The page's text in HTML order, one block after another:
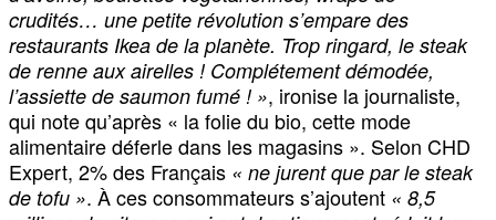
crudités… une petite révolution s’empare des
restaurants Ikea de la planète. Trop ringard, le steak
de renne aux airelles ! Complétement démodée,
l’assiette de saumon fumé ! », ironise la journaliste,
qui note qu’après « la folie du bio, cette mode
alimentaire déferle dans les magasins ». Selon CHD
Expert, 2% des Français « ne jurent que par le steak
de tofu ». À ces consommateurs s’ajoutent « 8,5